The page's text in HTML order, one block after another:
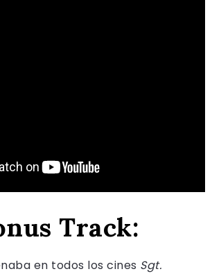
Track:
en todos los cines Sgt.